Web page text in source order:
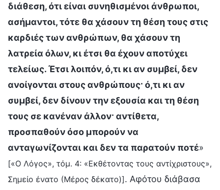
διάθεση, ότι είναι συνηθισμένοι άνθρωποι,
ασήμαντοι, τότε θα χάσουν τη θέση τους στις
καρδιές των ανθρώπων, θα χάσουν τη
λατρεία όλων, κι έτσι θα έχουν αποτύχει
τελείως. Έτσι λοιπόν, ό,τι κι αν συμβεί, δεν
ανοίγονται στους ανθρώπους· ό,τι κι αν
συμβεί, δεν δίνουν την εξουσία και τη θέση
τους σε κανέναν άλλον· αντίθετα,
προσπαθούν όσο μπορούν να
ανταγωνίζονται και δεν τα παρατούν ποτέ»
[«Ο Λόγος», τόμ. 4: «Εκθέτοντας τους αντίχριστους»,
Σημείο ένατο (Μέρος δέκατο)]. Αφότου διάβασα